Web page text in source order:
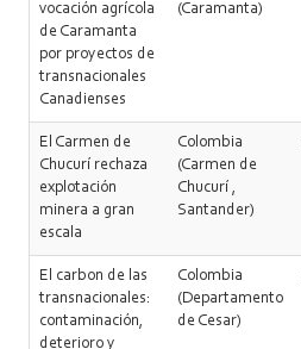
vocación agrícola
de Caramanta
por proyectos de
transnacionales
Canadienses
(Caramanta)
El Carmen de
Chucurí rechaza
explotación
minera a gran
escala
Colombia
(Carmen de
Chucurí ,
Santander)
El carbon de las
transnacionales:
contaminación,
deterioro y
Colombia
(Departamento
de Cesar)